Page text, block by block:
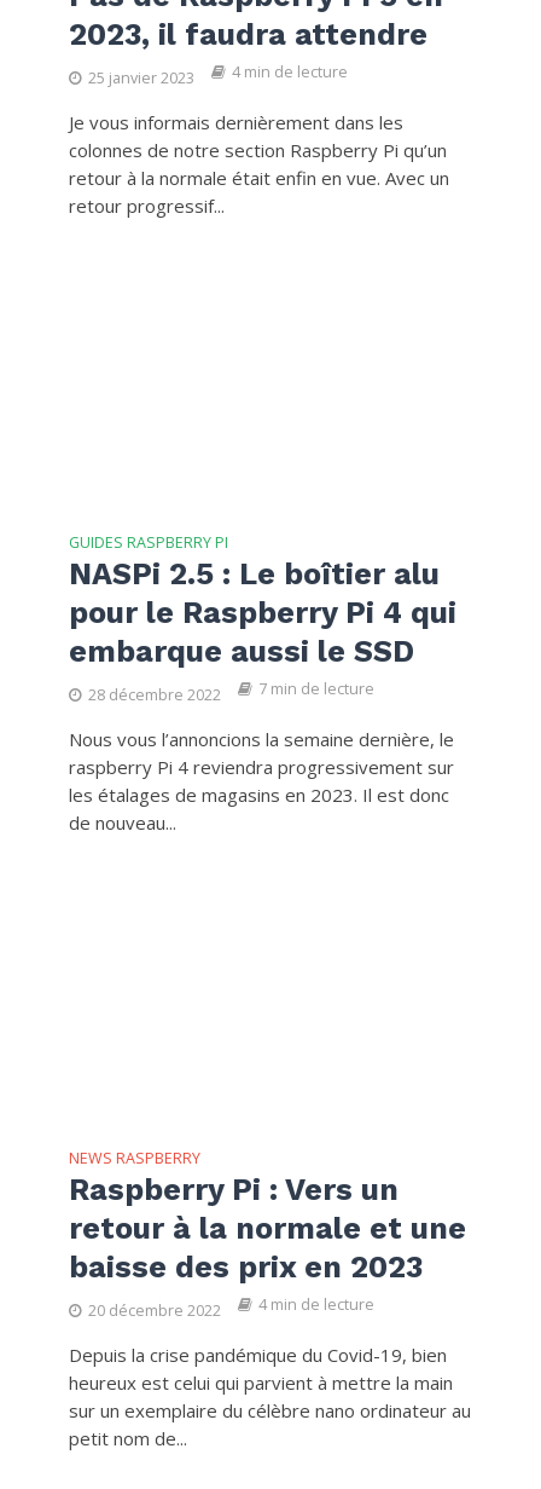
2023, il faudra attendre
25 janvier 2023 4 min de lecture
Je vous informais dernièrement dans les
colonnes de notre section Raspberry Pi qu’un
retour à la normale était enfin en vue. Avec un
retour progressif...
GUIDES RASPBERRY PI
NASPi 2.5 : Le boîtier alu
pour le Raspberry Pi 4 qui
embarque aussi le SSD
28 décembre 2022 7 min de lecture
Nous vous l’annoncions la semaine dernière, le
raspberry Pi 4 reviendra progressivement sur
les étalages de magasins en 2023. Il est donc
de nouveau...
NEWS RASPBERRY
Raspberry Pi : Vers un
retour à la normale et une
baisse des prix en 2023
20 décembre 2022 4 min de lecture
Depuis la crise pandémique du Covid-19, bien
heureux est celui qui parvient à mettre la main
sur un exemplaire du célèbre nano ordinateur au
petit nom de...